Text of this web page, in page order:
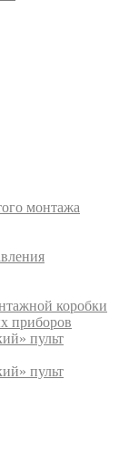
монтажа
коробки
приборов
пульт
пульт